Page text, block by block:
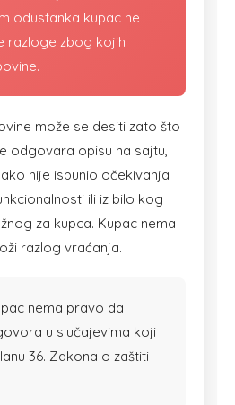
odustanka kupac ne
razloge zbog kojih
može se desiti zato što
odgovara opisu na sajtu,
nije ispunio očekivanja
ili iz bilo kog
za kupca. Kupac nema
razlog vraćanja.
nema pravo da
u slučajevima koji
36. Zakona o zaštiti